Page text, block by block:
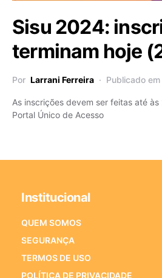
Sisu 2024:
terminam hoje
Por Larrani Ferreira Publicado
As inscrições devem ser feitas até
Portal Único de Acesso
Institucional
QUEM SOMOS
SEGURANÇA
TERMOS DE USO
POLÍTICA DE PRIVACIDADE